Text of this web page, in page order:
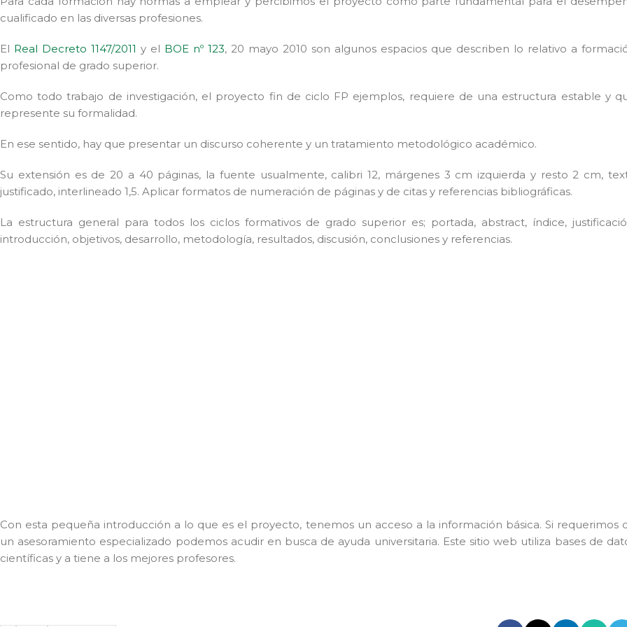
cualificado en las diversas profesiones.
El Real Decreto 1147/2011 y el BOE nº 123, 20 mayo 2010 son algunos espacios que describen lo relativo a
profesional de grado superior.
Como todo trabajo de investigación, el proyecto fin de ciclo FP ejemplos, requiere de una estructura estable y
represente su formalidad.
En ese sentido, hay que presentar un discurso coherente y un tratamiento metodológico académico.
Su extensión es de 20 a 40 páginas, la fuente usualmente, calibri 12, márgenes 3 cm izquierda y resto 2 cm,
justificado, interlineado 1,5. Aplicar formatos de numeración de páginas y de citas y referencias bibliográficas.
La estructura general para todos los ciclos formativos de grado superior es; portada, abstract, índice,
introducción, objetivos, desarrollo, metodología, resultados, discusión, conclusiones y referencias.
Con esta pequeña introducción a lo que es el proyecto, tenemos un acceso a la información básica. Si requerimos
un asesoramiento especializado podemos acudir en busca de ayuda universitaria. Este sitio web utiliza bases de
científicas y a tiene a los mejores profesores.